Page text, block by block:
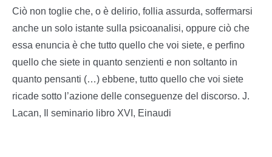
Ciò non toglie che, o è delirio, follia assurda, soffermarsi
anche un solo istante sulla psicoanalisi, oppure ciò che
essa enuncia è che tutto quello che voi siete, e perfino
quello che siete in quanto senzienti e non soltanto in
quanto pensanti (…) ebbene, tutto quello che voi siete
ricade sotto l’azione delle conseguenze del discorso. J.
Lacan, Il seminario libro XVI, Einaudi